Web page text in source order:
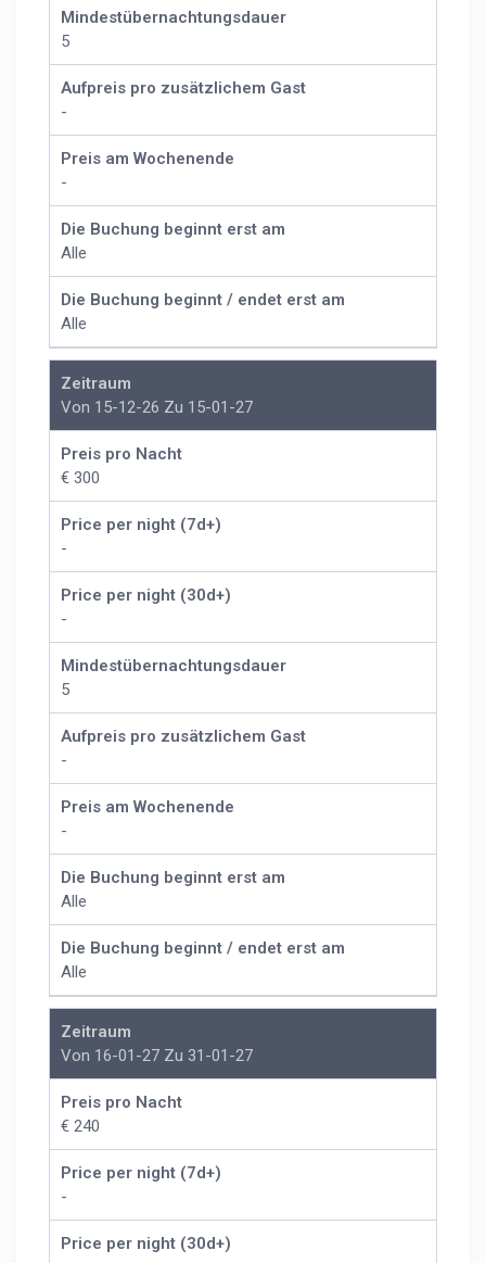
Mindestübernachtungsdauer
5
Aufpreis pro zusätzlichem Gast
-
Preis am Wochenende
-
Die Buchung beginnt erst am
Alle
Die Buchung beginnt / endet erst am
Alle
Zeitraum
Von 15-12-26 Zu 15-01-27
Preis pro Nacht
€ 300
Price per night (7d+)
-
Price per night (30d+)
-
Mindestübernachtungsdauer
5
Aufpreis pro zusätzlichem Gast
-
Preis am Wochenende
-
Die Buchung beginnt erst am
Alle
Die Buchung beginnt / endet erst am
Alle
Zeitraum
Von 16-01-27 Zu 31-01-27
Preis pro Nacht
€ 240
Price per night (7d+)
-
Price per night (30d+)